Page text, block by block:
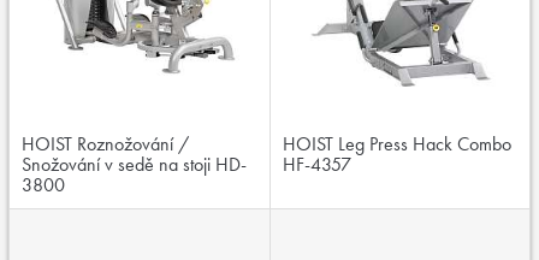
HOIST Roznožování /
Snožování v sedě na stoji HD-
3800
HOIST Leg Press Hack Combo
HF-4357